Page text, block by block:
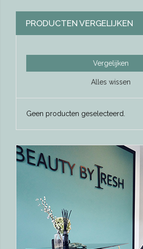
PRODUCTEN VERGELIJKEN
Vergelijken
Alles wissen
Geen producten geselecteerd.